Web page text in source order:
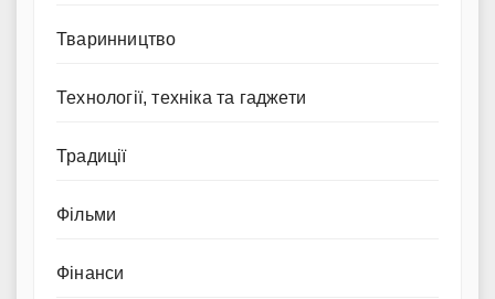
Тваринництво
Технології, техніка та гаджети
Традиції
Фільми
Фінанси